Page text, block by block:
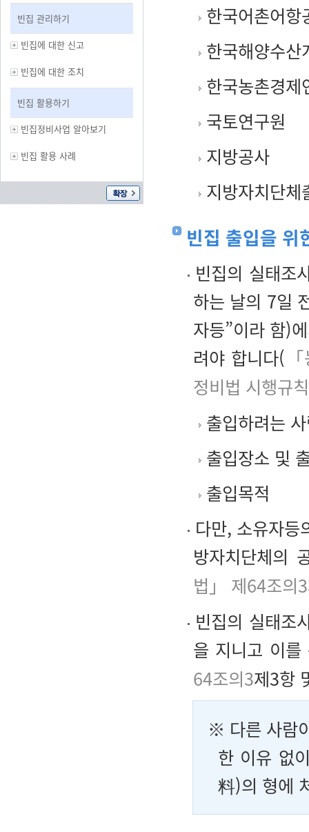
빈집 관리하기
빈집에 대한 신고
빈집에 대한 조치
빈집 활용하기
빈집정비사업 알아보기
빈집 활용 사례
한국어촌어항
한국해양수산
한국농촌경제
국토연구원
지방공사
지방자치단체
빈집 출입을 위
빈집의 실태조
하는 날의 7일
자등”이라 함)
려야 합니다(
정비법 시행규
출입하려는
출입장소 및
출입목적
다만, 소유자
방자치단체의
법」 제64조의3
빈집의 실태조
을 지니고 이를
64조의3제3항
※ 다른 사람
한 이유 없
料)의 형에